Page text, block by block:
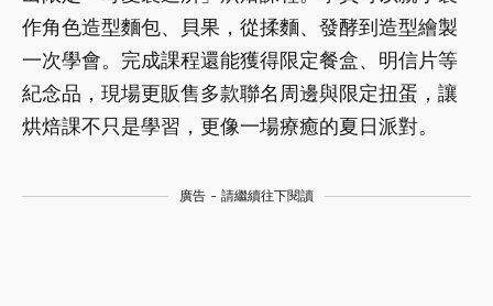
作角色造型麵包、貝果，從揉麵、發酵到造型繪製
一次學會。完成課程還能獲得限定餐盒、明信片等
紀念品，現場更販售多款聯名周邊與限定扭蛋，讓
烘焙課不只是學習，更像一場療癒的夏日派對。
廣告 - 請繼續往下閱讀